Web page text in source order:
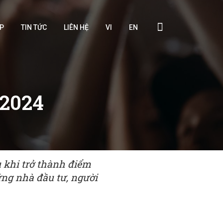
TIN TỨC LIÊN HỆ VI EN
khi trở thành điểm
nhà đầu tư, người